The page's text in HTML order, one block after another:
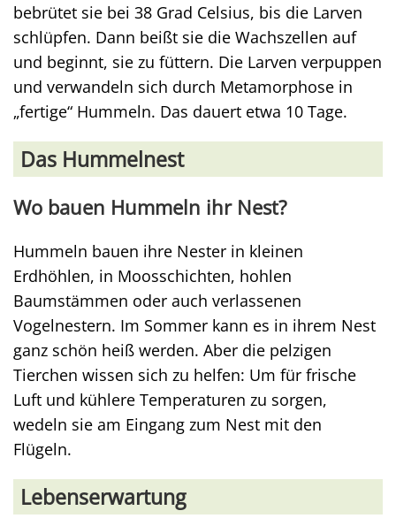
bebrütet sie bei 38 Grad Celsius, bis die Larven
schlüpfen. Dann beißt sie die Wachszellen auf
und beginnt, sie zu füttern. Die Larven verpuppen
und verwandeln sich durch Metamorphose in
„fertige“ Hummeln. Das dauert etwa 10 Tage.
Das Hummelnest
Wo bauen Hummeln ihr Nest?
Hummeln bauen ihre Nester in kleinen
Erdhöhlen, in Moosschichten, hohlen
Baumstämmen oder auch verlassenen
Vogelnestern. Im Sommer kann es in ihrem Nest
ganz schön heiß werden. Aber die pelzigen
Tierchen wissen sich zu helfen: Um für frische
Luft und kühlere Temperaturen zu sorgen,
wedeln sie am Eingang zum Nest mit den
Flügeln.
Lebenserwartung